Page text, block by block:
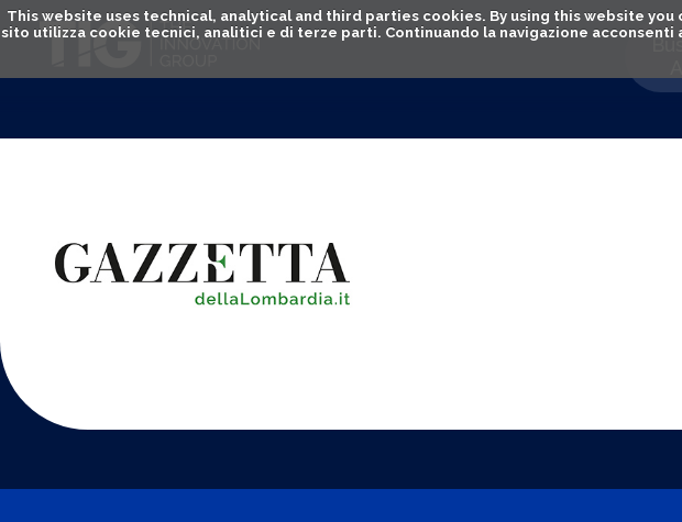
This website uses technical, analytical and third parties cookies. By using this website
sito utilizza cookie tecnici, analitici e di terze parti. Continuando la navigazione